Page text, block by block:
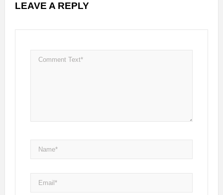
LEAVE A REPLY